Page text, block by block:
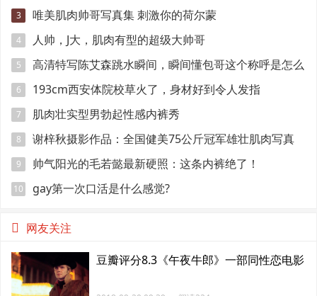
3 唯美肌肉帅哥写真集 刺激你的荷尔蒙
4 人帅，J大，肌肉有型的超级大帅哥
5
高清特写陈艾森跳水瞬间，瞬间懂包哥这个称呼是怎么
来的
6 193cm西安体院校草火了，身材好到令人发指
7 肌肉壮实型男勃起性感内裤秀
8 谢梓秋摄影作品：全国健美75公斤冠军雄壮肌肉写真
9 帅气阳光的毛若懿最新硬照：这条内裤绝了！
10 gay第一次口活是什么感觉?
网友关注
豆瓣评分8.3《午夜牛郎》一部同性恋电影